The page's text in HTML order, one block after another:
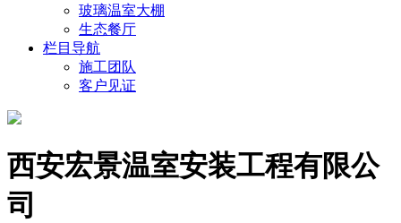
玻璃温室大棚
生态餐厅
栏目导航
施工团队
客户见证
西安宏景温室安装工程有限公
司